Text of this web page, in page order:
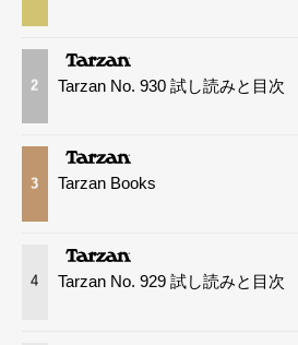
2 Tarzan No. 930 試し読みと目次
3 Tarzan Books
4 Tarzan No. 929 試し読みと目次